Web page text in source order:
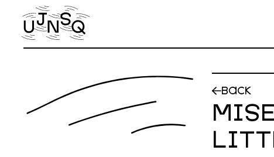
Skip to main content
BACK